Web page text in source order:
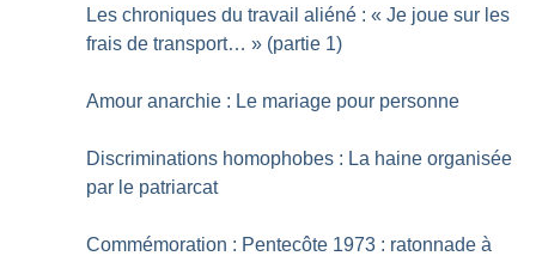
Les chroniques du travail aliéné : « Je joue sur les
frais de transport… » (partie 1)
Amour anarchie : Le mariage pour personne
Discriminations homophobes : La haine organisée
par le patriarcat
Commémoration : Pentecôte 1973 : ratonnade à